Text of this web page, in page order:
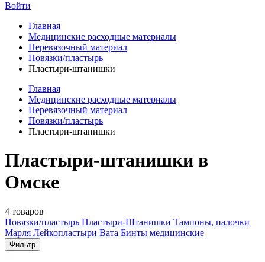
Войти
Главная
Медицинские расходные материалы
Перевязочный материал
Повязки/пластырь
Пластыри-штанишки
Главная
Медицинские расходные материалы
Перевязочный материал
Повязки/пластырь
Пластыри-штанишки
Пластыри-штанишки в
Омске
4 товаров
Повязки/пластырь Пластыри-Штанишки Тампоны, палочки
Марля Лейкопластыри Вата Бинты медицинские
Фильтр